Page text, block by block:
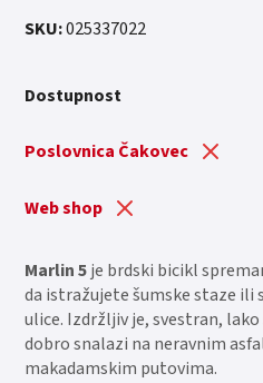
SKU:025337022
Dostupnost
Poslovnica Čakovec
Web shop
Marlin 5je brdski bicikl
da istražujete šumske staze ili
ulice. Izdržljiv je, svestran,
dobro snalazi na neravnim
makadamskim putovima.